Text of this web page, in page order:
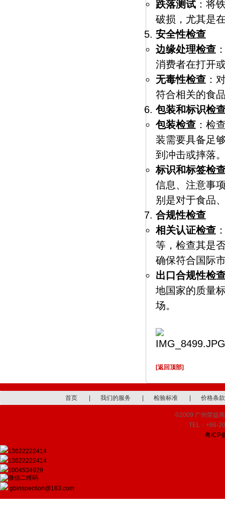
跌落测试 ：将
破损，尤其是
安全性检查
边缘处理检查
消费者在打开
无毒性检查 ：
符合相关的食
包装和标识检
包装检查 ：检
装需要具备足
到冲击或摔落
标识和标签检
信息、注意事
别是对于食品
合规性检查
相关认证检查
等，检查其是
确保符合国际
出口合规性检
地国家的质量
场。
[返回顶部]
首页 我们的服务 检验标准 价格条款
©2009 广州荣益
TEL：+86-
粤ICP
13622222414
13622222414
1004534929
gbinspection@163.com